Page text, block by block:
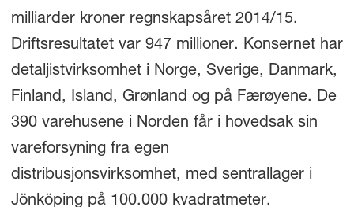
milliarder kroner regnskapsåret 2014/15.
Driftsresultatet var 947 millioner. Konsernet har
detaljistvirksomhet i Norge, Sverige, Danmark,
Finland, Island, Grønland og på Færøyene. De
390 varehusene i Norden får i hovedsak sin
vareforsyning fra egen
distribusjonsvirksomhet, med sentrallager i
Jönköping på 100.000 kvadratmeter.